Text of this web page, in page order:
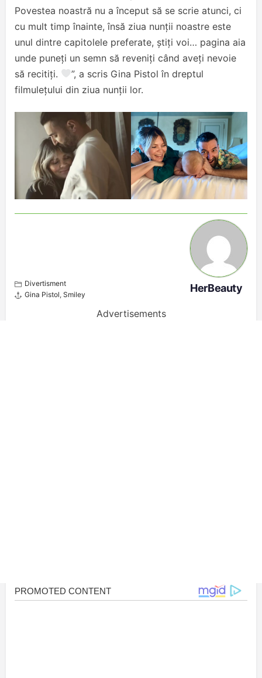
Povestea noastră nu a început să se scrie atunci, ci
cu mult timp înainte, însă ziua nunții noastre este
unul dintre capitolele preferate, știți voi… pagina aia
unde puneți un semn să reveniți când aveți nevoie
să recitiți.
”, a scris Gina Pistol în dreptul
filmulețului din ziua nunții lor.
Divertisment
Gina Pistol, Smiley
HerBeauty
Advertisements